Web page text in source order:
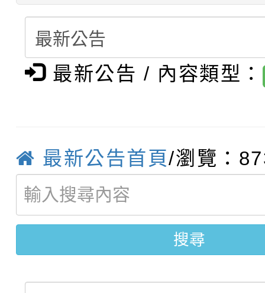
權責核予出席人員公(
結果(第11招)
學年度第1學期第9次代
結果(第3招)
桃園市家庭教育中心「
程資訊」、「暑期親子
「祖孫樂淘桃」、「愛
站幸福系列講座及成長
報，惠請貴機關(學校)
宣導。
「校園短影音徵選活動
員」簡章及活動海報，
115學年度新生訓練注
結果
【甄選結果(第10招)】
學年度第1學期第7次代
結果(第10招)
【甄選結果(第2招)】
學年度第1學期第9次代
轉知：本市公務人員協
9月16日本府B2大禮堂
1次會員大會暨第7屆會
函轉運動部全民運動
推動社區運動俱樂部營
最新公告 / 內容類型：
最新公告首頁/瀏覽：
搜尋